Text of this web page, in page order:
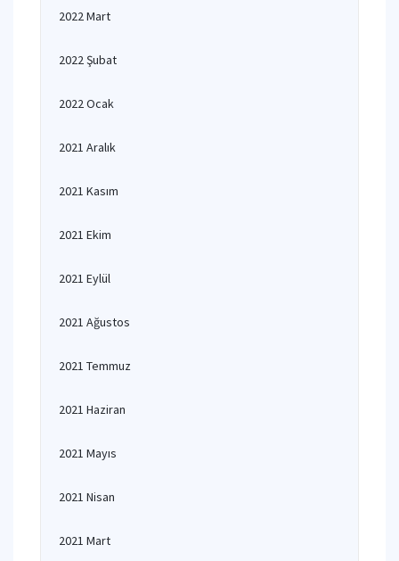
2022 Mart
2022 Şubat
2022 Ocak
2021 Aralık
2021 Kasım
2021 Ekim
2021 Eylül
2021 Ağustos
2021 Temmuz
2021 Haziran
2021 Mayıs
2021 Nisan
2021 Mart